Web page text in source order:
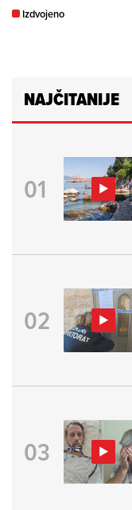
Izdvojeno
NAJČITANIJE